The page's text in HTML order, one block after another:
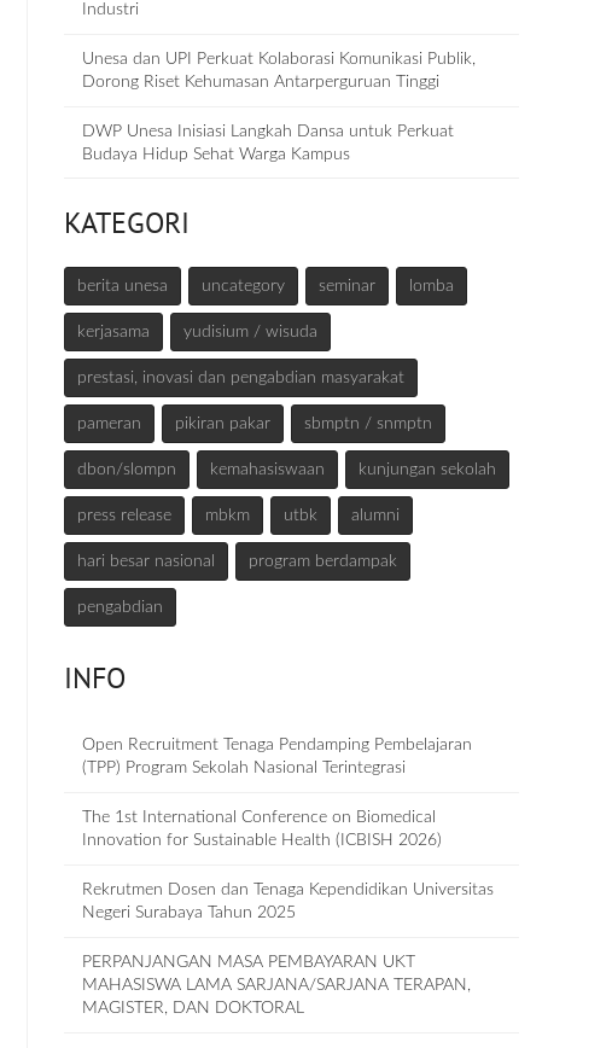
Industri
Unesa dan UPI Perkuat Kolaborasi Komunikasi Publik,
Dorong Riset Kehumasan Antarperguruan Tinggi
DWP Unesa Inisiasi Langkah Dansa untuk Perkuat
Budaya Hidup Sehat Warga Kampus
KATEGORI
berita unesa uncategory seminar lomba
kerjasama yudisium / wisuda
prestasi, inovasi dan pengabdian masyarakat
pameran pikiran pakar sbmptn / snmptn
dbon/slompn kemahasiswaan kunjungan sekolah
press release mbkm utbk alumni
hari besar nasional program berdampak
pengabdian
INFO
Open Recruitment Tenaga Pendamping Pembelajaran
(TPP) Program Sekolah Nasional Terintegrasi
The 1st International Conference on Biomedical
Innovation for Sustainable Health (ICBISH 2026)
Rekrutmen Dosen dan Tenaga Kependidikan Universitas
Negeri Surabaya Tahun 2025
PERPANJANGAN MASA PEMBAYARAN UKT
MAHASISWA LAMA SARJANA/SARJANA TERAPAN,
MAGISTER, DAN DOKTORAL